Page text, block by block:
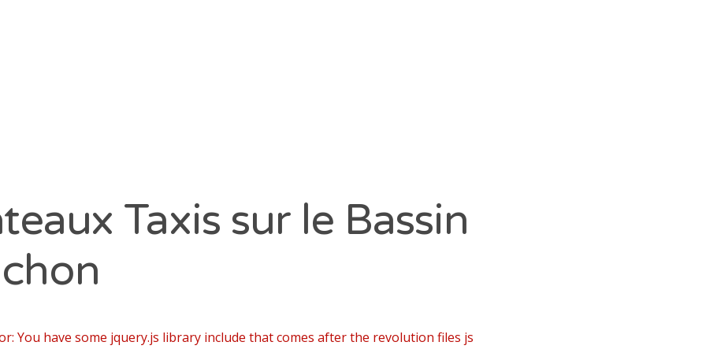
Taxis sur le Bassin
You have some jquery.js library include that comes after the revolution files js
Ferret
de Buch